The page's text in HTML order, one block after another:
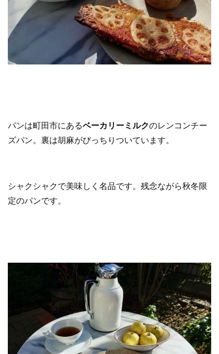
パンは町田市にあるベーカリーミルクのレンコンチー
ズパン。裏は胡麻がびっちりついています。
シャクシャクで美味しく名品です。残念ながら秋冬限
定のパンです。